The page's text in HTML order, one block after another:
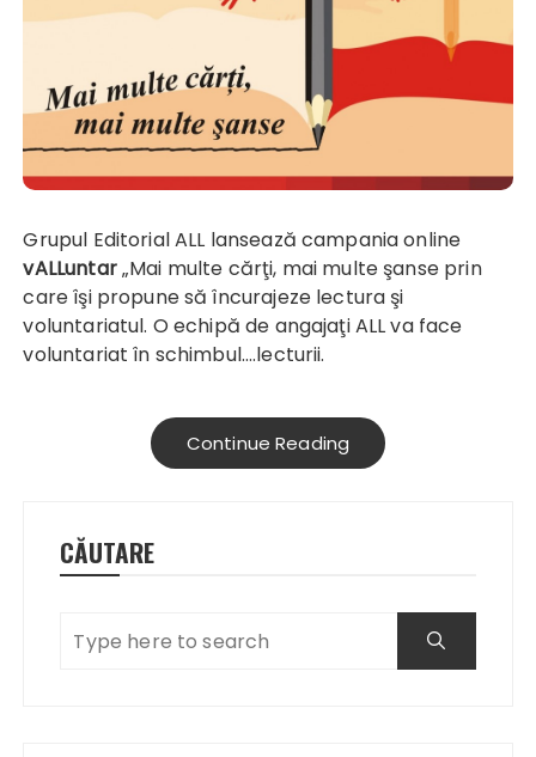
Grupul Editorial ALL lansează campania online
vALLuntar„Mai multe cărţi, mai multe şanse prin
care îşi propune să încurajeze lectura şi
voluntariatul. O echipă de angajaţi ALL va face
voluntariat în schimbul….lecturii.
Continue Reading
CĂUTARE